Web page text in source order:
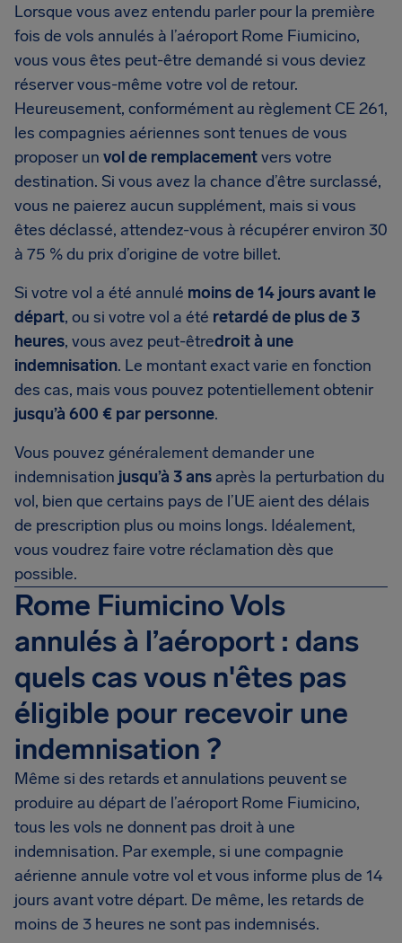
Lorsque vous avez entendu parler pour la première
fois de vols annulés à l’aéroport Rome Fiumicino,
vous vous êtes peut-être demandé si vous deviez
réserver vous-même votre vol de retour.
Heureusement, conformément au règlement CE 261,
les compagnies aériennes sont tenues de vous
proposer un vol de remplacementvers votre
destination. Si vous avez la chance d’être surclassé,
vous ne paierez aucun supplément, mais si vous
êtes déclassé, attendez-vous à récupérer environ 30
à 75 % du prix d’origine de votre billet.
Si votre vol a été annulé moins de 14 jours avant le
départ, ou si votre vol a été retardé de plus de 3
heures, vous avez peut-êtredroit à une
indemnisation. Le montant exact varie en fonction
des cas, mais vous pouvez potentiellement obtenir
jusqu’à 600 € par personne.
Vous pouvez généralement demander une
indemnisation jusqu’à 3 ans après la perturbation du
vol, bien que certains pays de l’UE aient des délais
de prescription plus ou moins longs. Idéalement,
vous voudrez faire votre réclamation dès que
possible.
Rome Fiumicino Vols
annulés à l’aéroport : dans
quels cas vous n'êtes pas
éligible pour recevoir une
indemnisation ?
Même si des retards et annulations peuvent se
produire au départ de l’aéroport Rome Fiumicino,
tous les vols ne donnent pas droit à une
indemnisation. Par exemple, si une compagnie
aérienne annule votre vol et vous informe plus de 14
jours avant votre départ. De même, les retards de
moins de 3 heures ne sont pas indemnisés.